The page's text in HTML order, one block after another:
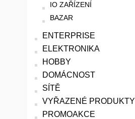
IO ZAŘÍZENÍ
BAZAR
ENTERPRISE
ELEKTRONIKA
HOBBY
DOMÁCNOST
SÍTĚ
VYŘAZENÉ PRODUKTY
PROMOAKCE